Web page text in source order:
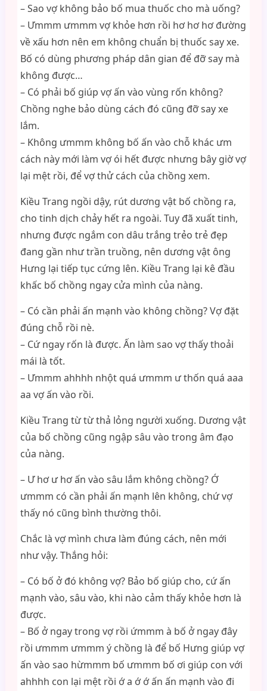
– Sao vợ không bảo bố mua thuốc cho mà uống?
– Ưmmm ưmmm vợ khỏe hơn rồi hơ hơ hơ đường
về xấu hơn nên em không chuẩn bị thuốc say xe.
Bố có dùng phương pháp dân gian để đỡ say mà
không được…
– Có phải bố giúp vợ ấn vào vùng rốn không?
Chồng nghe bảo dùng cách đó cũng đỡ say xe
lắm.
– Không ưmmm không bố ấn vào chỗ khác ưm
cách này mới làm vợ ói hết được nhưng bây giờ vợ
lại mệt rồi, để vợ thử cách của chồng xem.
Kiều Trang ngồi dậy, rút dương vật bố chồng ra,
cho tinh dịch chảy hết ra ngoài. Tuy đã xuất tinh,
nhưng được ngắm con dâu trắng trẻo trẻ đẹp
đang gần như trần truồng, nên dương vật ông
Hưng lại tiếp tục cứng lên. Kiều Trang lại kê đầu
khấc bố chồng ngay cửa mình của nàng.
– Có cần phải ấn mạnh vào không chồng? Vợ đặt
đúng chỗ rồi nè.
– Cứ ngay rốn là được. Ấn làm sao vợ thấy thoải
mái là tốt.
– Ưmmm ahhhh nhột quá ưmmm ư thốn quá aaa
aa vợ ấn vào rồi.
Kiều Trang từ từ thả lỏng người xuống. Dương vật
của bố chồng cũng ngập sâu vào trong âm đạo
của nàng.
– Ư hơ ư hơ ấn vào sâu lắm không chồng? Ớ
ưmmm có cần phải ấn mạnh lên không, chứ vợ
thấy nó cũng bình thường thôi.
Chắc là vợ mình chưa làm đúng cách, nên mới
như vậy. Thắng hỏi:
– Có bố ở đó không vợ? Bảo bố giúp cho, cứ ấn
mạnh vào, sâu vào, khi nào cảm thấy khỏe hơn là
được.
– Bố ở ngay trong vợ rồi ứmmm à bố ở ngay đây
rồi ưmmm ưmmm ý chồng là để bố Hưng giúp vợ
ấn vào sao hừmmm bố ưmmm bố ơi giúp con với
ahhhh con lại mệt rồi ớ a ớ ớ ấn ấn mạnh vào đi